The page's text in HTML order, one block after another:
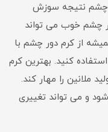
چشم نتیجه سوزش
چشم خوب می تواند
از کرم دور چشم با
کنید. بهترین کرم
ملانین را مهار کند.
و می تواند تغییری